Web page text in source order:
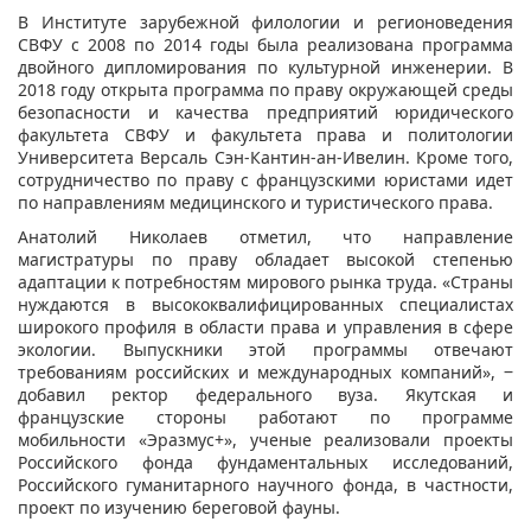
В Институте зарубежной филологии и регионоведения
СВФУ с 2008 по 2014 годы была реализована программа
двойного дипломирования по культурной инженерии. В
2018 году открыта программа по праву окружающей среды
безопасности и качества предприятий юридического
факультета СВФУ и факультета права и политологии
Университета Версаль Сэн-Кантин-ан-Ивелин. Кроме того,
сотрудничество по праву с французскими юристами идет
по направлениям медицинского и туристического права.
Анатолий Николаев отметил, что направление
магистратуры по праву обладает высокой степенью
адаптации к потребностям мирового рынка труда. «Страны
нуждаются в высококвалифицированных специалистах
широкого профиля в области права и управления в сфере
экологии. Выпускники этой программы отвечают
требованиям российских и международных компаний», ‒
добавил ректор федерального вуза. Якутская и
французские стороны работают по программе
мобильности «Эразмус+», ученые реализовали проекты
Российского фонда фундаментальных исследований,
Российского гуманитарного научного фонда, в частности,
проект по изучению береговой фауны.